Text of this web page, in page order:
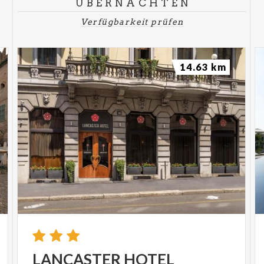
die Persönlichkeiten und Ortezu erinnern, dank
derer die Einigung Italiens zur Feier der Republik
Treffen: h. 21.00, ArengarioDauer: ca. 1 Stunde
Kosten: € 8.00**Vorzugspreis, dank der Unterstützung
der Gemeinde Monza
Information:Reservierung ist MUSS unter
329.5980822 (SMS / Whatsapp) unter Angabe
des Namens der Teilnehmer und des Besuchs.
www.guidarte.net
SPECIAL MONZA PAESAGGIO WEEK
Samstag, 30. Mai - 17 Uhr.00
DIE LANDSCHAFT AN DEN UFERN DES LAMBRO-
Der Ursprung von Monza ist eng mit dem
Vorhandensein des Flusses Lambro verbunden.
ÜBERNACHTEN
Verfügbarkeit prüfen
LANCASTER HOTEL
14.63 km